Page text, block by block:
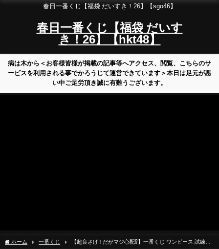
春日一番くじ【福袋 だいすき！26】【sgo46】
春日一番くじ【福袋 だいす
き！26】【hkt48】
病は木から＜お客様皆様が掲載の記事等へアクセス、閲覧、こちらのサ
ービスを利用される事でかろうじて運営できています＞本日は足元が悪
い中ご足労頂き誠に有難うございます。
ホーム 一番くじ
【超良さげ‼︎ だがマジ心配⁉︎】一番くじ ワンピース 試練の